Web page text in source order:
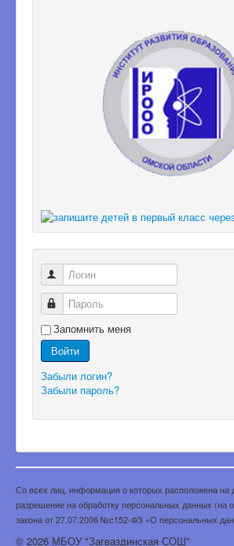
Логин
Пароль
Запомнить меня
Войти
Забыли логин?
Забыли пароль?
Со всех лиц, информация о которых расположена на
разрешение на обработку персональных данных (на
закона от 27.07.2006 №с152-ФЗ «О персональных
© 2026 МБОУ "Загваздинская СОШ"